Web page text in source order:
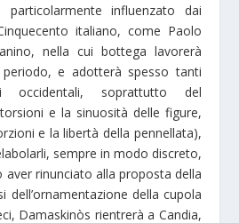
particolarmente influenzato dai
italiano, come Paolo
nella cui bottega lavorerà
e adotterà spesso tanti
soprattutto del
e la sinuosità delle figure,
e la libertà della pennellata),
sempre in modo discreto,
aver rinunciato alla proposta della
dell’ornamentazione della cupola
Damaskinòs rientrerà a Candia,